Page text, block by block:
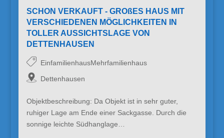
SCHON VERKAUFT - GROßES HAUS MIT
VERSCHIEDENEN MÖGLICHKEITEN IN
TOLLER AUSSICHTSLAGE VON
DETTENHAUSEN
EinfamilienhausMehrfamilienhaus
Dettenhausen
Objektbeschreibung: Da Objekt ist in sehr guter,
ruhiger Lage am Ende einer Sackgasse. Durch die
sonnige leichte Südhanglage…